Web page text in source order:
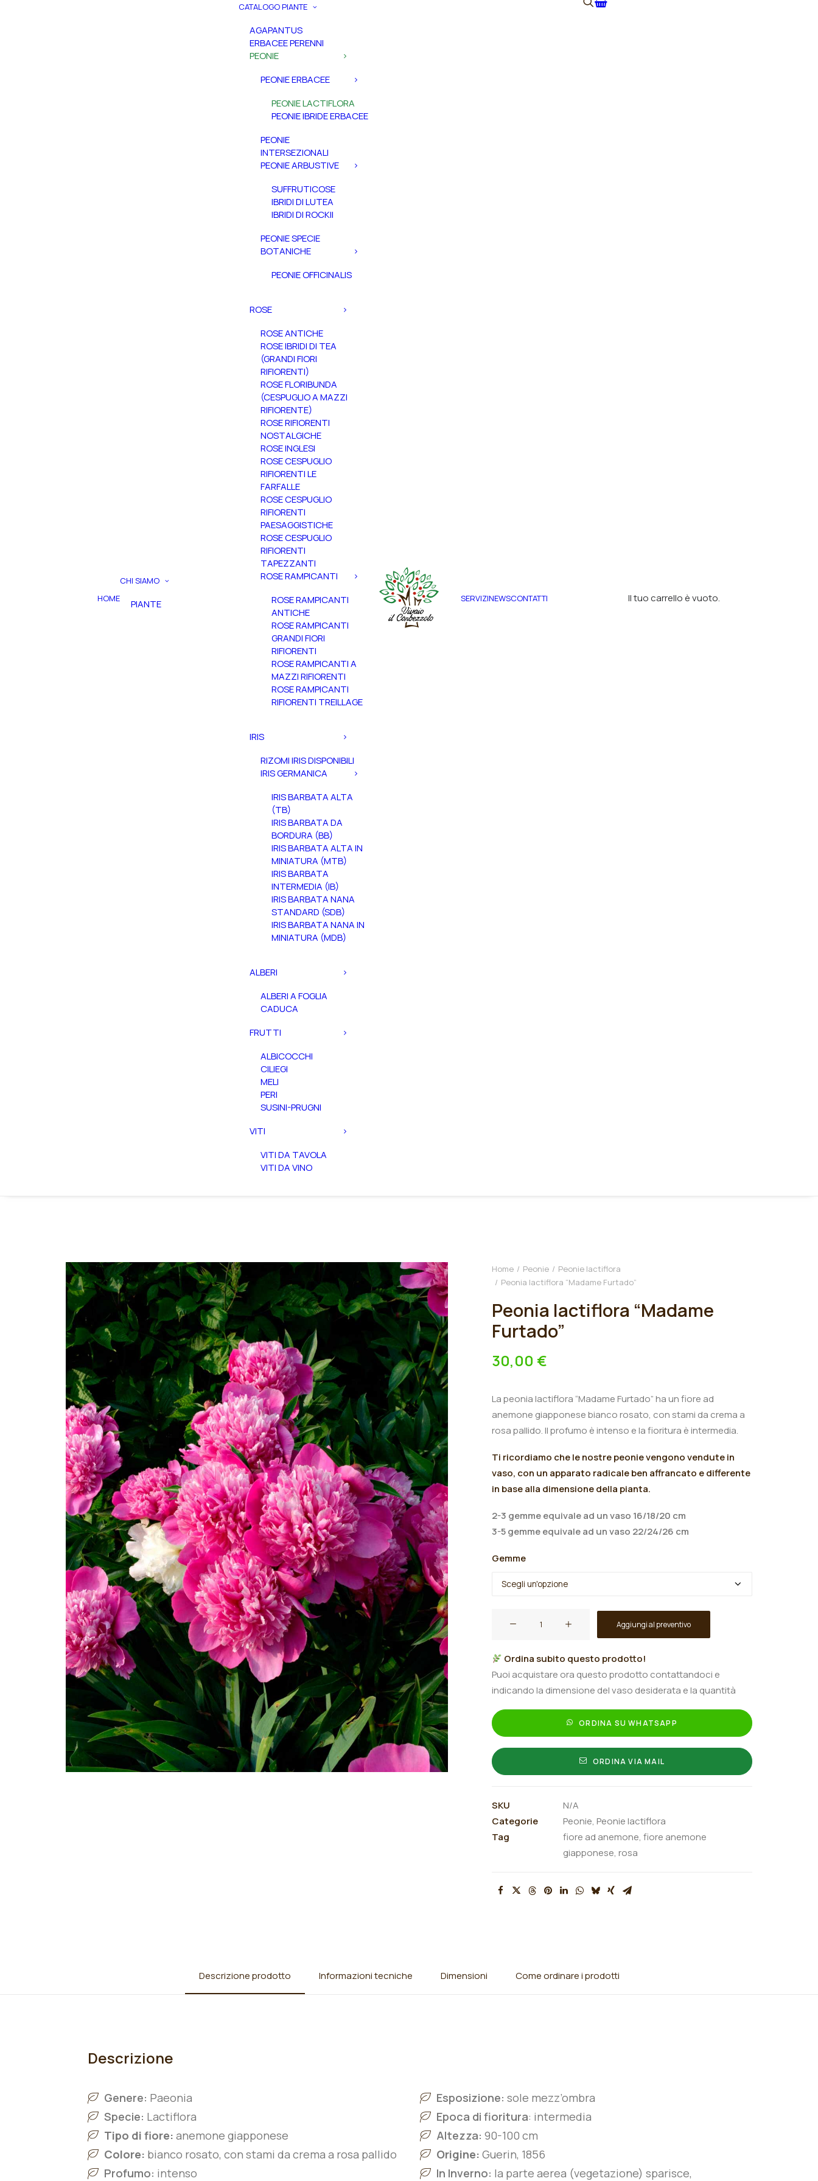
HOME
CHI SIAMO
PIANTE
CATALOGO PIANTE
AGAPANTUS
ERBACEE PERENNI
PEONIE
PEONIE ERBACEE
PEONIE LACTIFLORA
PEONIE IBRIDE ERBACEE
PEONIE
INTERSEZIONALI
PEONIE ARBUSTIVE
SUFFRUTICOSE
IBRIDI DI LUTEA
IBRIDI DI ROCKII
PEONIE SPECIE
BOTANICHE
PEONIE OFFICINALIS
ROSE
ROSE ANTICHE
ROSE IBRIDI DI TEA
(GRANDI FIORI
RIFIORENTI)
ROSE FLORIBUNDA
(CESPUGLIO A MAZZI
RIFIORENTE)
ROSE RIFIORENTI
NOSTALGICHE
ROSE INGLESI
ROSE CESPUGLIO
RIFIORENTI LE
FARFALLE
ROSE CESPUGLIO
RIFIORENTI
PAESAGGISTICHE
ROSE CESPUGLIO
RIFIORENTI
TAPEZZANTI
ROSE RAMPICANTI
ROSE RAMPICANTI
ANTICHE
ROSE RAMPICANTI
GRANDI FIORI
RIFIORENTI
ROSE RAMPICANTI A
MAZZI RIFIORENTI
ROSE RAMPICANTI
RIFIORENTI TREILLAGE
IRIS
RIZOMI IRIS DISPONIBILI
IRIS GERMANICA
IRIS BARBATA ALTA
(TB)
IRIS BARBATA DA
BORDURA (BB)
IRIS BARBATA ALTA IN
MINIATURA (MTB)
IRIS BARBATA
INTERMEDIA (IB)
IRIS BARBATA NANA
STANDARD (SDB)
IRIS BARBATA NANA IN
MINIATURA (MDB)
ALBERI
ALBERI A FOGLIA
CADUCA
FRUTTI
ALBICOCCHI
CILIEGI
MELI
PERI
SUSINI-PRUGNI
VITI
VITI DA TAVOLA
VITI DA VINO
SERVIZINEWSCONTATTI Il tuo carrello è vuoto.
Home Peonie
Peonie lactiflora
Peonia lactiflora “Madame Furtado”
Peonia lactiflora “Madame
Furtado”
30,00 €
La peonia lactiflora “Madame Furtado” ha un fiore ad
anemone giapponesebianco rosato, con stami da crema a
rosa pallido. Il profumo è intenso e lafioritura è intermedia.
Ti ricordiamo che le nostre peonie vengono vendute in
vaso, con un apparato radicale ben affrancato e differente
in base alla dimensione della pianta.
2-3 gemme equivale ad un vaso 16/18/20 cm
3-5 gemme equivale ad un vaso 22/24/26 cm
Gemme
Furtado"
quantità
Aggiungi al preventivo
Ordina subito questo prodotto!
Puoi acquistare ora questo prodotto contattandoci e
indicando la dimensione del vaso desiderata e la quantità
ORDINA SU WHATSAPP
ORDINA VIA MAIL
SKU
N/A
Categorie
Peonie, Peonie lactiflora
Tag
fiore ad anemone, fiore anemone
giapponese, rosa
Descrizione prodotto Informazioni tecniche Dimensioni Come ordinare i prodotti
Descrizione
Genere: Paeonia
Specie: Lactiflora
Tipo di fiore: anemone giapponese
Colore: bianco rosato, con stami da crema a rosa pallido
Profumo: intenso
Esposizione: sole mezz’ombra
Epoca di fioritura: intermedia
Altezza: 90-100 cm
Origine: Guerin, 1856
In Inverno: la parte aerea (vegetazione) sparisce,